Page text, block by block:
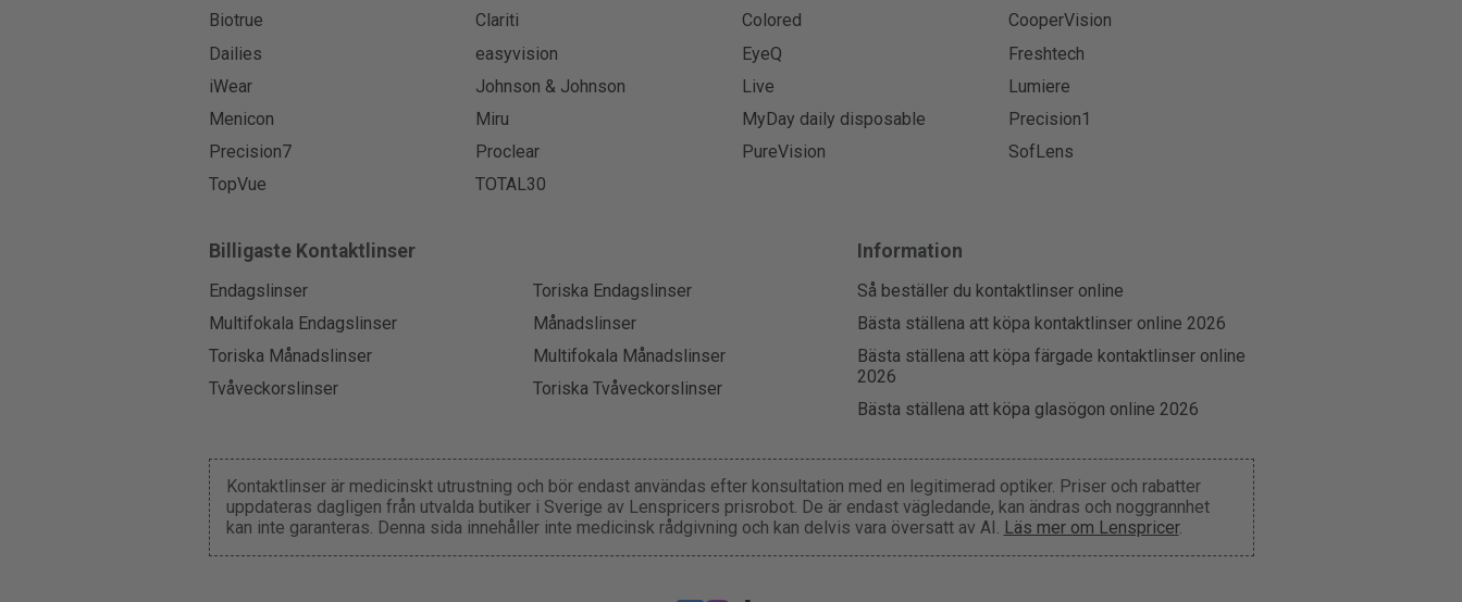
Biotrue
Clariti Colored
CooperVision
Dailies
easyvision EyeQ
Freshtech
iWear
Johnson & Johnson Live
Lumiere
Menicon
Miru MyDay daily disposable
Precision1
Precision7
Proclear PureVision
SofLens
TopVue
TOTAL30
Billigaste Kontaktlinser
Endagslinser
Toriska Endagslinser
Multifokala Endagslinser
Månadslinser
Toriska Månadslinser
Multifokala Månadslinser
Tvåveckorslinser
Toriska Tvåveckorslinser
Information
Så beställer du kontaktlinser online
Bästa ställena att köpa kontaktlinser online 2026
Bästa ställena att köpa färgade kontaktlinser online
2026
Bästa ställena att köpa glasögon online 2026
Kontaktlinser är medicinskt utrustning och bör endast användas efter konsultation med en legitimerad optiker. Priser och rabatter
uppdateras dagligen från utvalda butiker i Sverige av Lenspricers prisrobot. De är endast vägledande, kan ändras och noggrannhet
kan inte garanteras. Denna sida innehåller inte medicinsk rådgivning och kan delvis vara översatt av AI. Läs mer om Lenspricer.